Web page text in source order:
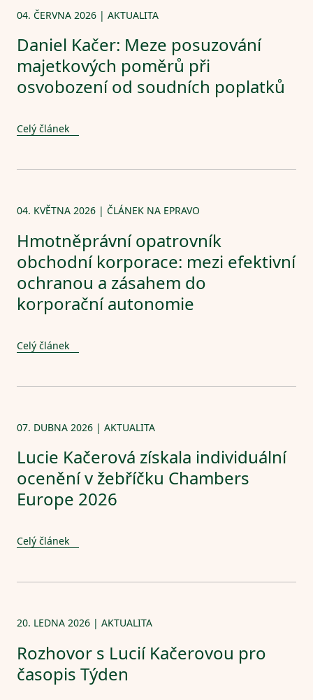
04. ČERVNA 2026 | AKTUALITA
Daniel Kačer: Meze posuzování
majetkových poměrů při
osvobození od soudních poplatků
Celý článek
04. KVĚTNA 2026 | ČLÁNEK NA EPRAVO
Hmotněprávní opatrovník
obchodní korporace: mezi efektivní
ochranou a zásahem do
korporační autonomie
Celý článek
07. DUBNA 2026 | AKTUALITA
Lucie Kačerová získala individuální
ocenění v žebříčku Chambers
Europe 2026
Celý článek
20. LEDNA 2026 | AKTUALITA
Rozhovor s Lucií Kačerovou pro
časopis Týden